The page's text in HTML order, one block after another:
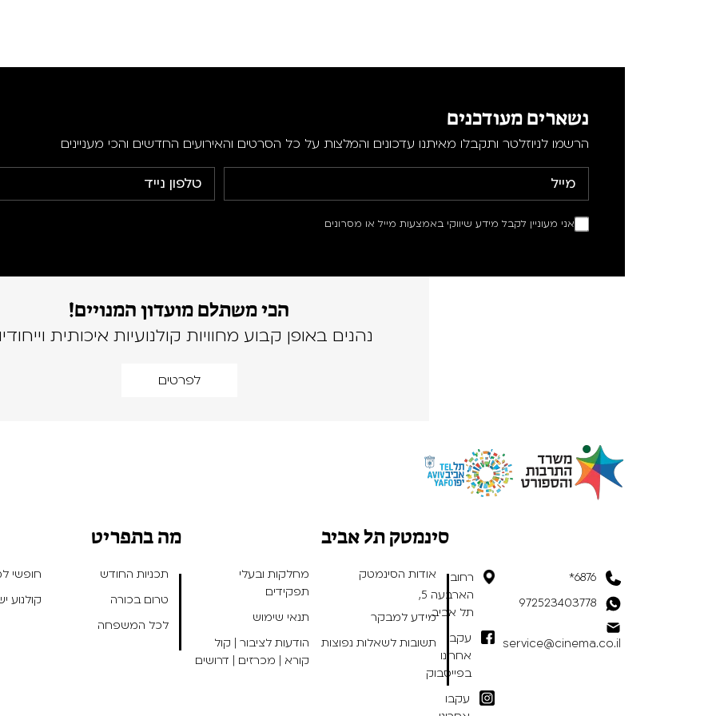
נשארים מעודכנים
הרשמו לניוזלטר ותקבלו מאיתנו עדכונים והמלצות על כל הסרטים והאירועים החדשים והכי מעניינים
אני מעוניין לקבל מידע שיווקי באמצעות מייל או מסרונים
הכי משתלם מועדון המנויים!
נהנים באופן קבוע מחוויות קולנועיות איכותית
לפרטים
6876*
972523403778
service@cinema.co.il
רחוב
הארבעה 5,
תל אביב
עקבו
אחרינו
בפייסבוק
עקבו
סינמטק תל אביב
אודות הסינמטק
מחלקות ובעלי
תפקידים
מידע למבקר
תנאי שימוש
תשובות לשאלות נפוצות
הודעות לציבור | קול
קורא | מכרזים | דרושים
מה בתפריט
תכניות החודש
חופשי
טרום בכורה
קולנוע
לכל המשפחה